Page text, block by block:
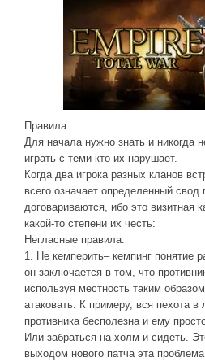
Серия игр Mount and Blade
Вселенные Warhammer
Warhammer 40.000: Dawn of War
Серия игр «История войн»
КРЕАТИВ
Творчество СиЧевиков
Блоги о рыбалке
Черный Гетман (роман)
ИСТОРИЯ
Загадки и тайны истории
Наше время
Правила:
Для начала нужно знать и никогда
играть с теми кто их нарушает.
Когда два игрока разных кланов
всего означает определенный
договариваются, ибо это визитная
какой-то степени их честь:
Негласные правила:
1. Не кемперить– кемпинг понятие
он заключается в том, что
используя местность таким
атаковать. К примеру, вся пехота в
противника бесполезна и ему
Или забраться на холм и сидеть.
выходом нового патча эта